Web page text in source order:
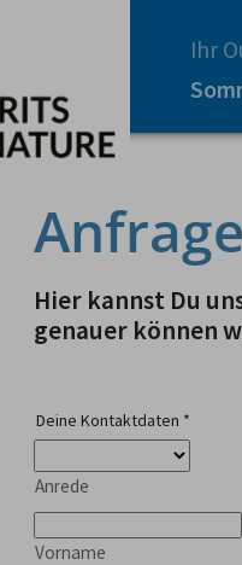
Ihr
Hier kannst Du
genauer können
Deine Kontaktdaten *
Anrede
Vorname